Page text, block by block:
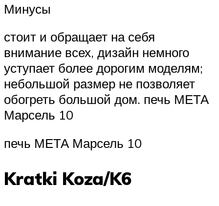
Минусы
стоит и обращает на себя
внимание всех, дизайн немного
уступает более дорогим моделям;
небольшой размер не позволяет
обогреть большой дом. печь МЕТА
Марсель 10
печь МЕТА Марсель 10
Kratki Koza/K6